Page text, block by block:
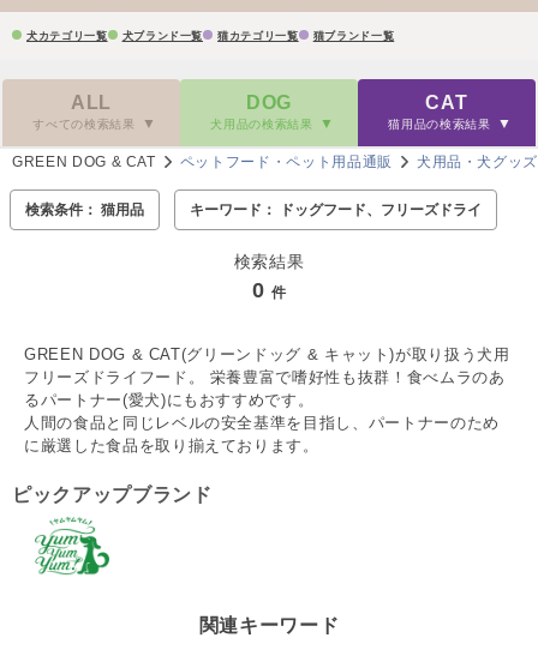
犬カテゴリ一覧 犬ブランド一覧 猫カテゴリ一覧 猫ブランド一覧
ALL
すべての検索結果
DOG
犬用品の検索結果
CAT
猫用品の検索結果
GREEN DOG & CAT ペットフード・ペット用品通販 犬用品・犬グッズ
検索条件： 猫用品 キーワード： ドッグフード、フリーズドライ
検索結果
0 件
GREEN DOG & CAT(グリーンドッグ & キャット)が取り扱う犬用
フリーズドライフード。 栄養豊富で嗜好性も抜群！食べムラのあ
るパートナー(愛犬)にもおすすめです。
人間の食品と同じレベルの安全基準を目指し、パートナーのため
に厳選した食品を取り揃えております。
ピックアップブランド
関連キーワード